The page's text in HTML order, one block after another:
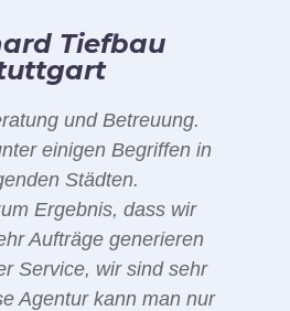
Tiefbau
und Betreuung.
einigen Begriffen in
Städten.
Ergebnis, dass wir
Aufträge generieren
Service, wir sind sehr
Agentur kann man nur